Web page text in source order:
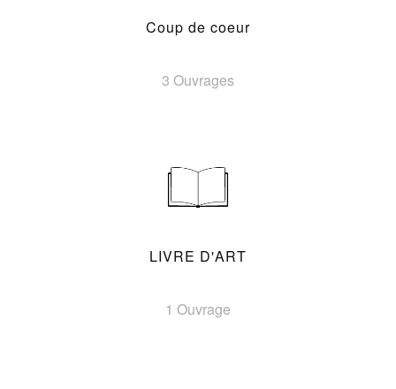
Coup de coeur
3 Ouvrages
LIVRE D'ART
1 Ouvrage